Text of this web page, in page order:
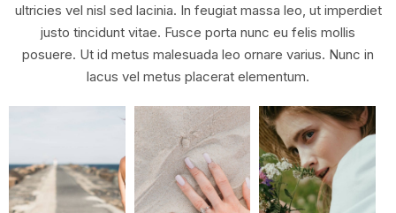
ultricies vel nisl sed lacinia. In feugiat massa leo, ut imperdiet
justo tincidunt vitae. Fusce porta nunc eu felis mollis
posuere. Ut id metus malesuada leo ornare varius. Nunc in
lacus vel metus placerat elementum.